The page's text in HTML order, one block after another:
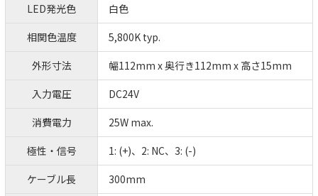
LED発光色
白色
相関色温度
5,800K typ.
外形寸法
幅112mm x 奥行き112mm x 高さ15mm
入力電圧
DC24V
消費電力
25W max.
極性・信号
1: (+)、2: NC、3: (-)
ケーブル長
300mm